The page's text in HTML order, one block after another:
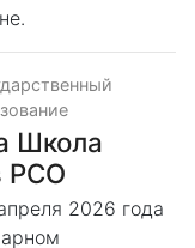
Школа
РСО
2026 года